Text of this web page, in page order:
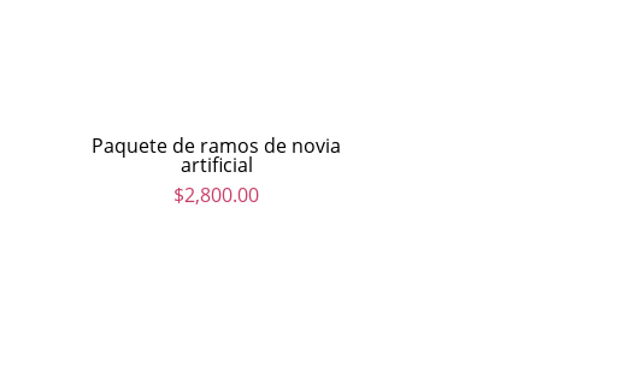
Paquete de ramos de novia
artificial
$2,800.00